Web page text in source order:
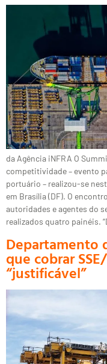
da Agência iNFRA O
competitividade – evento
portuário – realizou-se
em Brasília (DF). O
autoridades e agentes do
realizados quatro painéis.
Departamento
que cobrar
“justificável”